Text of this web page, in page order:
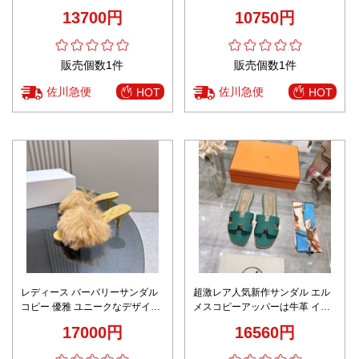
13700円
販売個数1件
佐川急便 HOT
ーズ ブルー10750円
販売個数1件
佐川急便 HOT
レディース バーバリーサンダル
コピー 優雅 ユニークなデザイン
ファッション イエロー
17000円
超激レア人気新作サンダル エル
メスコピーアッパーは牛革 イタ
16560円